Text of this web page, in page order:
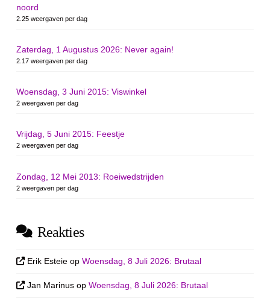
noord
2.25 weergaven per dag
Zaterdag, 1 Augustus 2026: Never again!
2.17 weergaven per dag
Woensdag, 3 Juni 2015: Viswinkel
2 weergaven per dag
Vrijdag, 5 Juni 2015: Feestje
2 weergaven per dag
Zondag, 12 Mei 2013: Roeiwedstrijden
2 weergaven per dag
Reakties
Erik Esteie opWoensdag, 8 Juli 2026: Brutaal
Jan Marinus opWoensdag, 8 Juli 2026: Brutaal